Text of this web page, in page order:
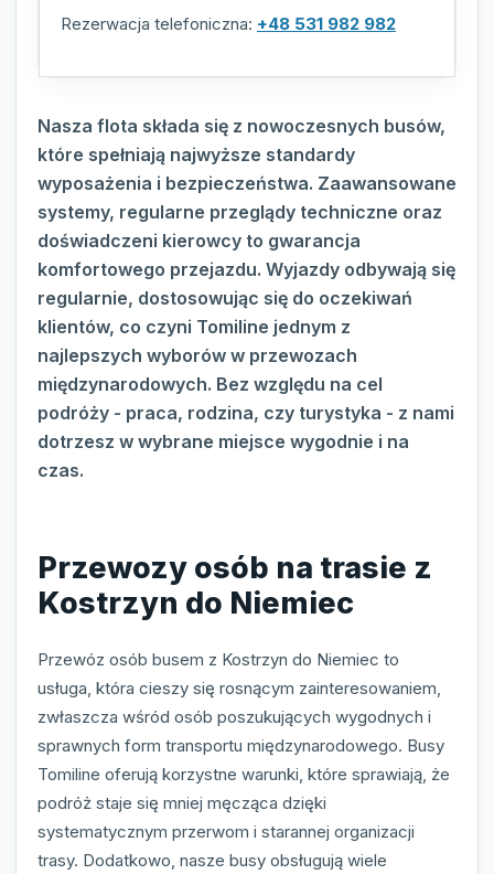
Rezerwacja telefoniczna: +48 531 982 982
Nasza flota składa się z nowoczesnych busów,
które spełniają najwyższe standardy
wyposażenia i bezpieczeństwa. Zaawansowane
systemy, regularne przeglądy techniczne oraz
doświadczeni kierowcy to gwarancja
komfortowego przejazdu. Wyjazdy odbywają się
regularnie, dostosowując się do oczekiwań
klientów, co czyni Tomiline jednym z
najlepszych wyborów w przewozach
międzynarodowych. Bez względu na cel
podróży - praca, rodzina, czy turystyka - z nami
dotrzesz w wybrane miejsce wygodnie i na
czas.
Przewozy osób na trasie z
Kostrzyn do Niemiec
Przewóz osób busem z Kostrzyn do Niemiec to
usługa, która cieszy się rosnącym zainteresowaniem,
zwłaszcza wśród osób poszukujących wygodnych i
sprawnych form transportu międzynarodowego. Busy
Tomiline oferują korzystne warunki, które sprawiają, że
podróż staje się mniej męcząca dzięki
systematycznym przerwom i starannej organizacji
trasy. Dodatkowo, nasze busy obsługują wiele